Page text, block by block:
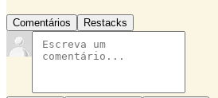
Comentários Restacks